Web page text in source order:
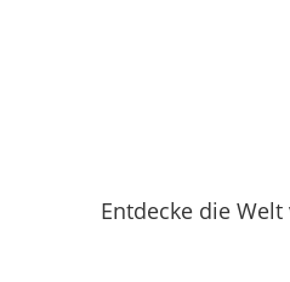
Entdecke die